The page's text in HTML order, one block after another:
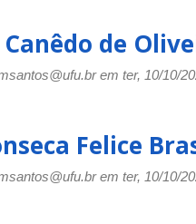
de
em ter, 10/10/
Felice
em ter, 10/10/